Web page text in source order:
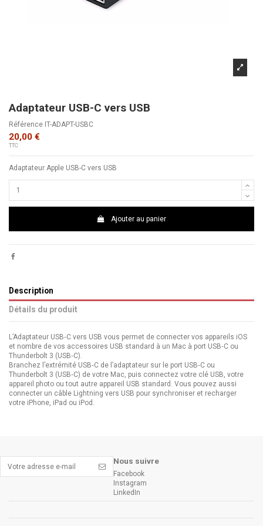
Adaptateur USB-C vers USB
Référence IT-ADAPT-USBC
20,00 €
TTC
Adaptateur Apple USB-C vers USB
Ajouter au panier
Description
Détails du produit
L’Adaptateur USB‑C vers USB vous permet de connecter vos appareils iOS
et nombre de vos accessoires USB standard à un Mac à port USB‑C ou
Thunderbolt 3 (USB‑C).
Branchez l’extrémité USB‑C de l’adaptateur sur le port USB‑C ou
Thunderbolt 3 (USB‑C) de votre Mac, puis connectez votre clé USB, votre
appareil photo ou tout autre appareil USB standard. Vous pouvez aussi
connecter un câble Lightning vers USB pour synchroniser et recharger
votre iPhone, iPad ou iPod.
Nous suivre
Facebook
Instagram
LinkedIn